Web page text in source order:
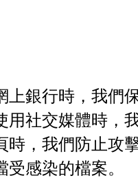
上銀行時，我們
社交媒體時，
，我們防止攻
感染的檔案。